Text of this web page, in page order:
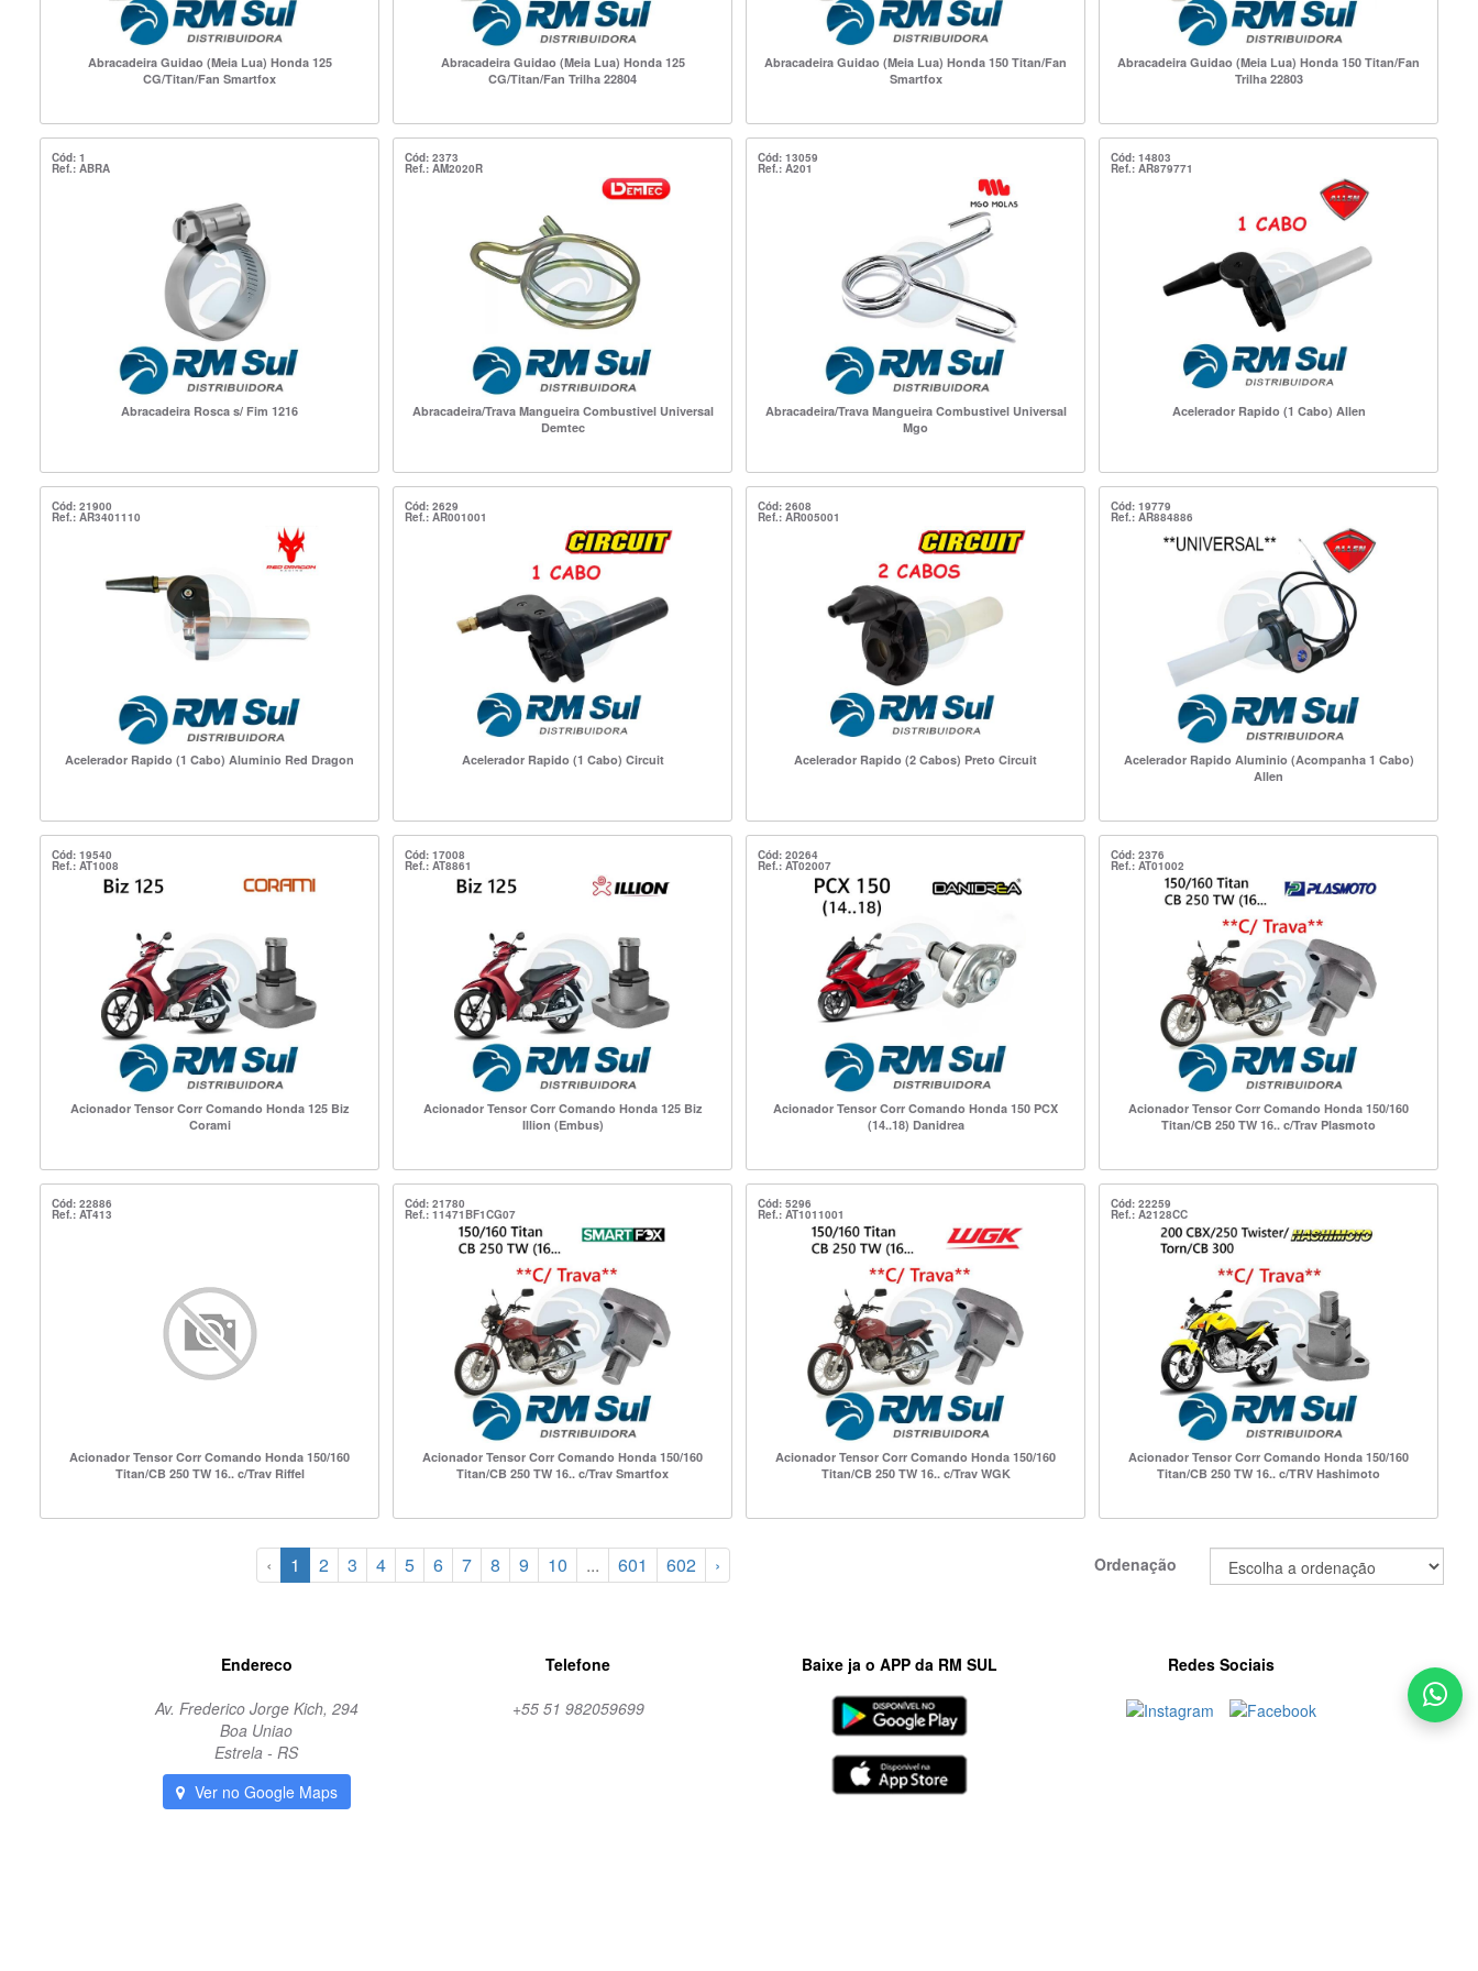
Abracadeira Guidao (Meia Lua) Honda 125
CG/Titan/Fan Smartfox
Abracadeira Guidao (Meia Lua) Honda 125
CG/Titan/Fan Trilha 22804
Abracadeira Guidao (Meia Lua) Honda 150 Titan/Fan
Smartfox
Abracadeira Guidao (Meia Lua) Honda 150 Titan/Fan
Trilha 22803
Cód: 1
Ref.: ABRA
Abracadeira Rosca s/ Fim 1216
Cód: 2373
Ref.: AM2020R
Abracadeira/Trava Mangueira Combustivel Universal
Demtec
Cód: 13059
Ref.: A201
Abracadeira/Trava Mangueira Combustivel Universal
Mgo
Cód: 14803
Ref.: AR879771
Acelerador Rapido (1 Cabo) Allen
Cód: 21900
Ref.: AR3401110
Acelerador Rapido (1 Cabo) Aluminio Red Dragon
Cód: 2629
Ref.: AR001001
Acelerador Rapido (1 Cabo) Circuit
Cód: 2608
Ref.: AR005001
Acelerador Rapido (2 Cabos) Preto Circuit
Cód: 19779
Ref.: AR884886
Acelerador Rapido Aluminio (Acompanha 1 Cabo)
Allen
Cód: 19540
Ref.: AT1008
Acionador Tensor Corr Comando Honda 125 Biz
Corami
Cód: 17008
Ref.: AT8861
Acionador Tensor Corr Comando Honda 125 Biz
Illion (Embus)
Cód: 20264
Ref.: AT02007
Acionador Tensor Corr Comando Honda 150 PCX
(14..18) Danidrea
Cód: 2376
Ref.: AT01002
Acionador Tensor Corr Comando Honda 150/160
Titan/CB 250 TW 16.. c/Trav Plasmoto
Cód: 22886
Ref.: AT413
Acionador Tensor Corr Comando Honda 150/160
Titan/CB 250 TW 16.. c/Trav Riffel
Cód: 21780
Ref.: 11471BF1CG07
Acionador Tensor Corr Comando Honda 150/160
Titan/CB 250 TW 16.. c/Trav Smartfox
Cód: 5296
Ref.: AT1011001
Acionador Tensor Corr Comando Honda 150/160
Titan/CB 250 TW 16.. c/Trav WGK
Cód: 22259
Ref.: A2128CC
Acionador Tensor Corr Comando Honda 150/160
Titan/CB 250 TW 16.. c/TRV Hashimoto
‹ 1 2 3 4 5 6 7 8 9 10 ... 601 602 › Ordenação
Endereco
Av. Frederico Jorge Kich, 294
Boa Uniao
Estrela - RS
Ver no Google Maps
Telefone
+55 51 982059699
Baixe ja o APP da RM SUL Redes Sociais